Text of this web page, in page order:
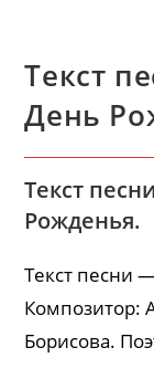
Текст
День
Текст
Рожденья.
Текст песни
Композитор:
Борисова.